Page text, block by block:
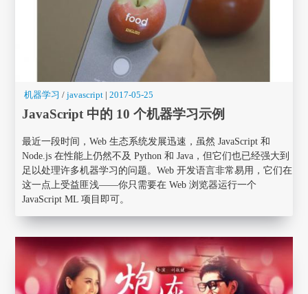
机器学习 / javascript |2017-05-25
JavaScript 中的 10 个机器学习示例
最近一段时间，Web 生态系统发展迅速，虽然 JavaScript 和
Node.js 在性能上仍然不及 Python 和 Java，但它们也已经强大到
足以处理许多机器学习的问题。Web 开发语言非常易用，它们在
这一点上受益匪浅——你只需要在 Web 浏览器运行一个
JavaScript ML 项目即可。